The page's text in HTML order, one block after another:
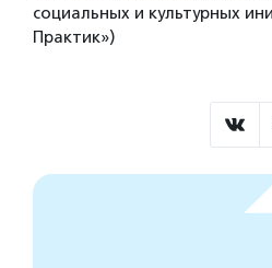
социальных и культурных
Практик»)